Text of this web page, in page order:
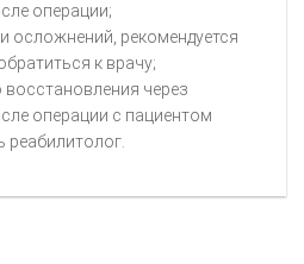
операции;
осложнений, рекомендуется
к врачу;
через
операции с пациентом
реабилитолог.